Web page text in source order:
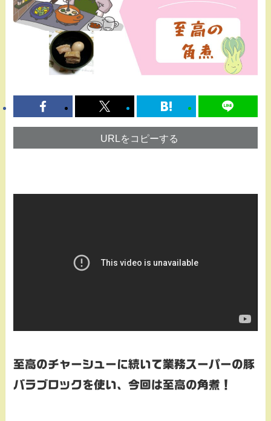
URLをコピーする
至高のチャーシューに続いて業務スーパーの豚
バラブロックを使い、今回は至高の角煮！